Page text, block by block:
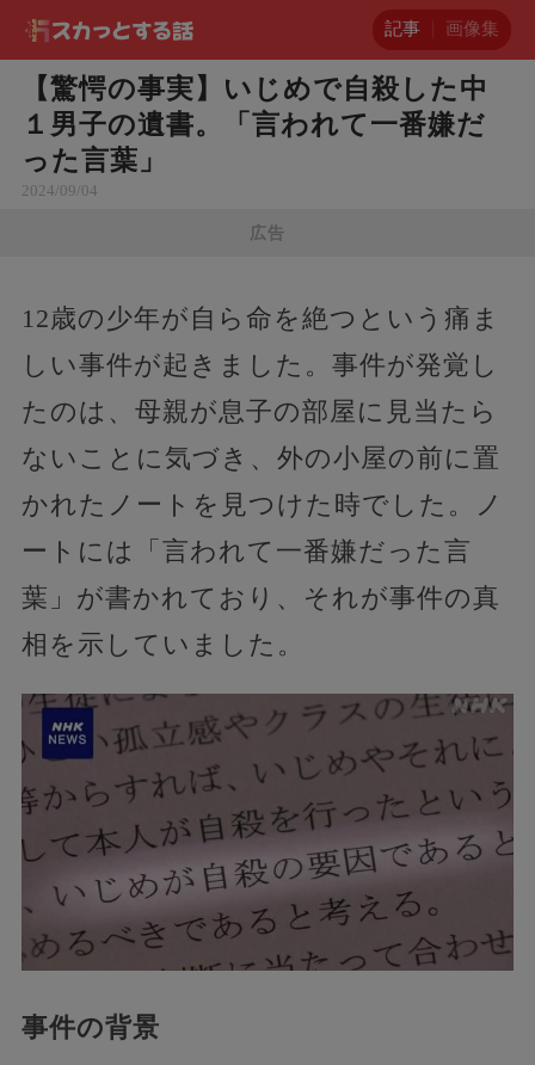
記事 画像集
【驚愕の事実】いじめで自殺した中
１男子の遺書。「言われて一番嫌だ
った言葉」
2024/09/04
広告
12歳の少年が自ら命を絶つという痛ま
しい事件が起きました。事件が発覚し
たのは、母親が息子の部屋に見当たら
ないことに気づき、外の小屋の前に置
かれたノートを見つけた時でした。ノ
ートには「言われて一番嫌だった言
葉」が書かれており、それが事件の真
相を示していました。
事件の背景